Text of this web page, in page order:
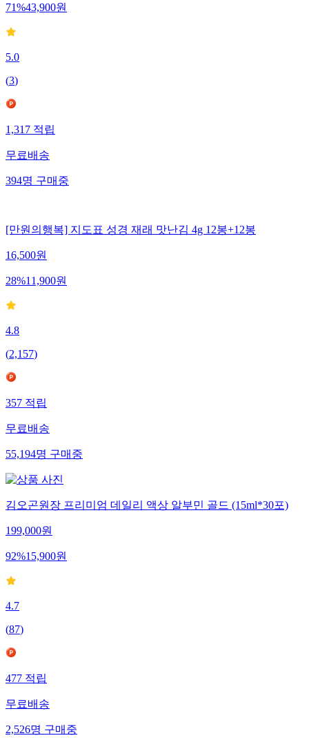
71%43,900원
5.0
(3)
1,317적립
무료배송
394명구매중
[만원의행복] 지도표 성경 재래 맛난김 4g 12봉+12봉
16,500원
28%11,900원
4.8
(2,157)
357적립
무료배송
55,194명구매중
김오곤원장 프리미엄 데일리 액상 알부민 골드 (15ml*30포)
199,000원
92%15,900원
4.7
(87)
477적립
무료배송
2,526명구매중